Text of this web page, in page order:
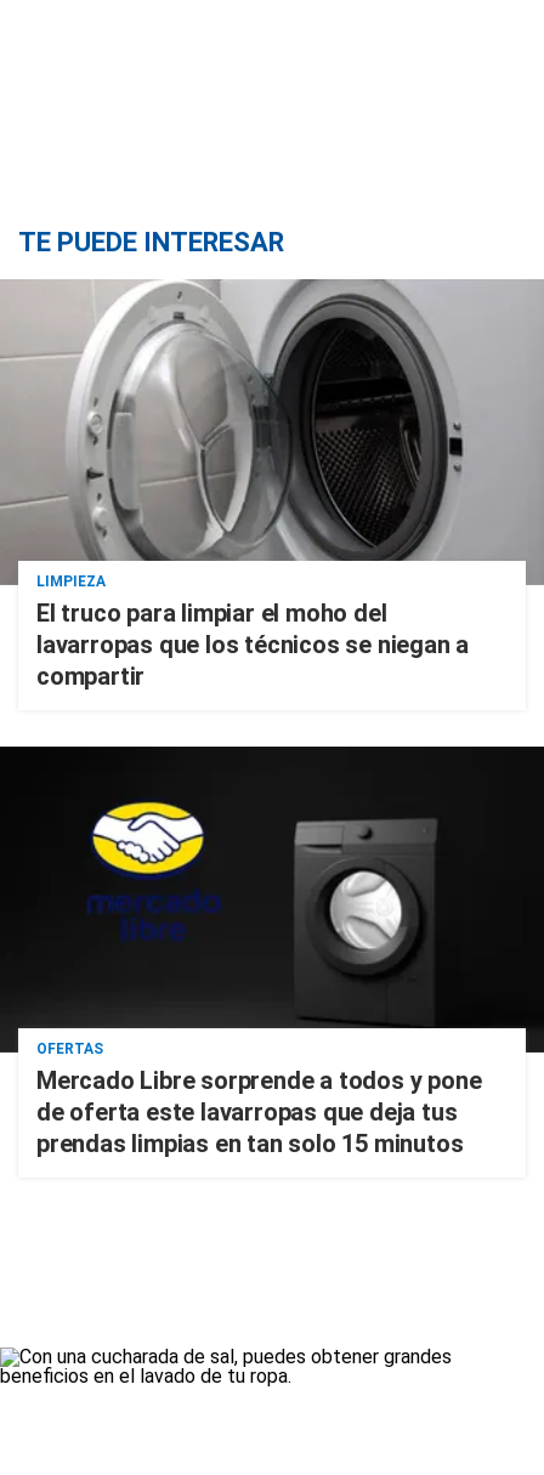
TE PUEDE INTERESAR
LIMPIEZA
El truco para limpiar el moho del
lavarropas que los técnicos se niegan a
compartir
OFERTAS
Mercado Libre sorprende a todos y pone
de oferta este lavarropas que deja tus
prendas limpias en tan solo 15 minutos